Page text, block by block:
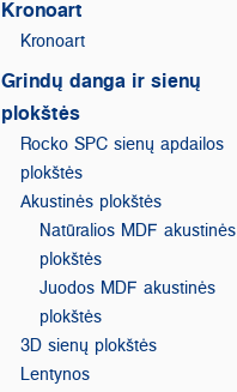
Kronoart
Kronoart
Grindų danga ir sienų
plokštės
Rocko SPC sienų apdailos
plokštės
Akustinės plokštės
Natūralios MDF akustinės
plokštės
Juodos MDF akustinės
plokštės
3D sienų plokštės
Lentynos